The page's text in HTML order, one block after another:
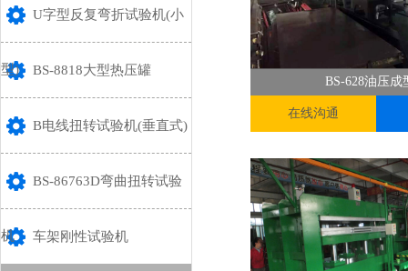
U字型反复弯折试验机(小
型) BS-8818大型热压罐
B电线扭转试验机(垂直式)
BS-86763D弯曲扭转试验
机 车架刚性试验机
BS-628油压成
在线沟通